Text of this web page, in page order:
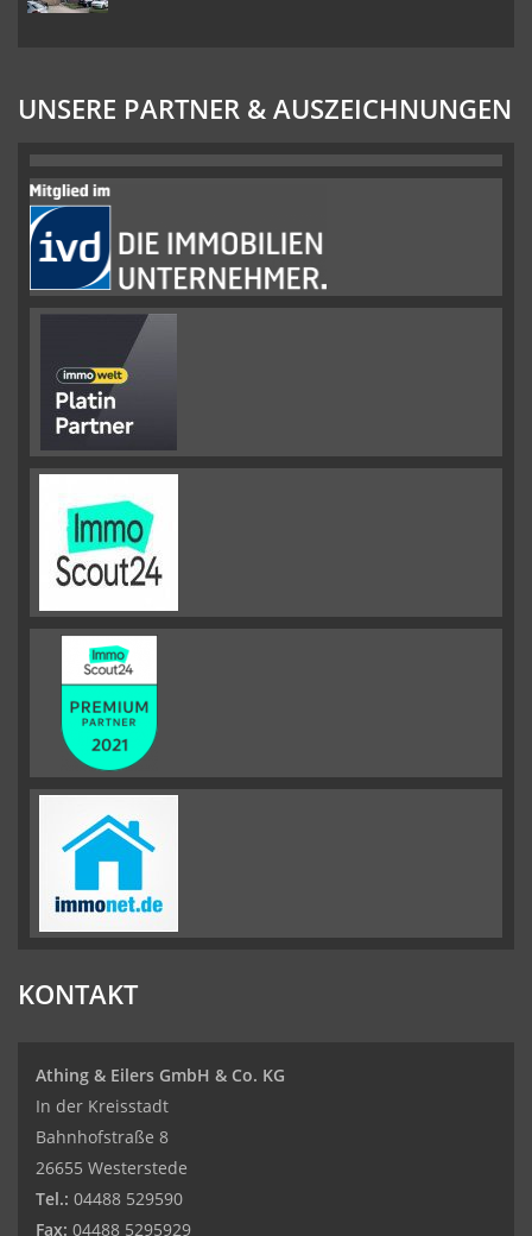
UNSERE PARTNER & AUSZEICHNUNGEN
KONTAKT
Athing & Eilers GmbH & Co. KG
In der Kreisstadt
Bahnhofstraße 8
26655 Westerstede
Tel.: 04488 529590
Fax: 04488 5295929